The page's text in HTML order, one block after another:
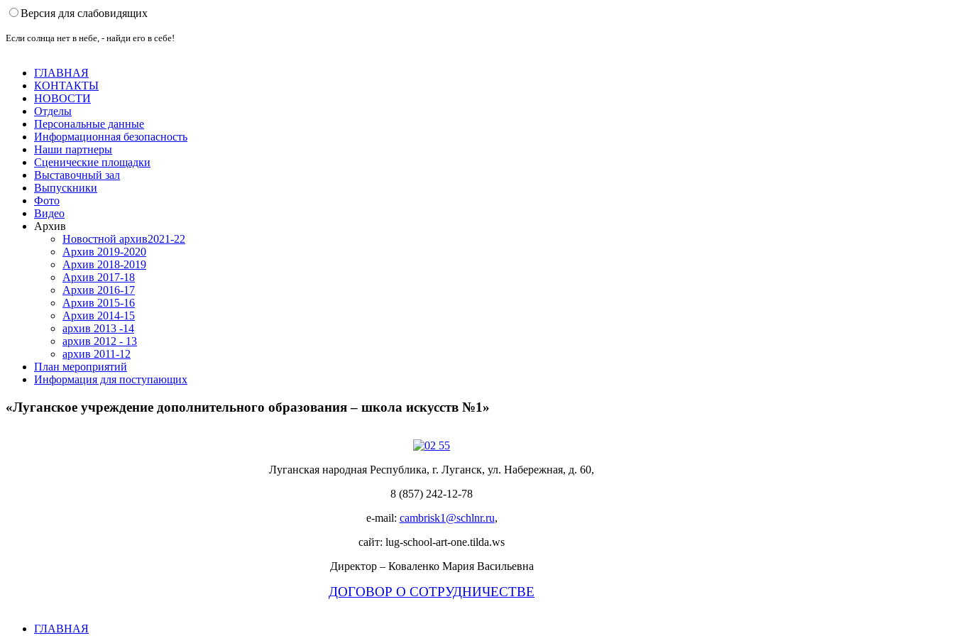
Версия для слабовидящих
Если солнца нет в небе, - найди его в себе!
ГЛАВНАЯ
КОНТАКТЫ
НОВОСТИ
Отделы
Персональные данные
Информационная безопасность
Наши партнеры
Сценические площадки
Выставочный зал
Выпускники
Фото
Видео
Архив
Новостной архив2021-22
Архив 2019-2020
Архив 2018-2019
Архив 2017-18
Архив 2016-17
Архив 2015-16
Архив 2014-15
архив 2013 -14
архив 2012 - 13
архив 2011-12
План мероприятий
Информация для поступающих
«Луганское учреждение дополнительного образования – школа искусств №1»
Луганская народная Республика, г. Луганск, ул. Набережная, д. 60,
8 (857) 242-12-78
e-mail: cambrisk1@schlnr.ru,
сайт: lug-school-art-one.tilda.ws
Директор – Коваленко Мария Васильевна
ДОГОВОР О СОТРУДНИЧЕСТВЕ
ГЛАВНАЯ